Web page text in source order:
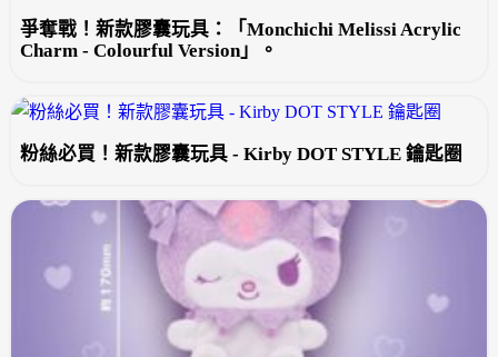
爭奪戰！新款膠囊玩具：「Monchichi Melissi Acrylic
Charm - Colourful Version」。
粉絲必買！新款膠囊玩具 - Kirby DOT STYLE 鑰匙圈